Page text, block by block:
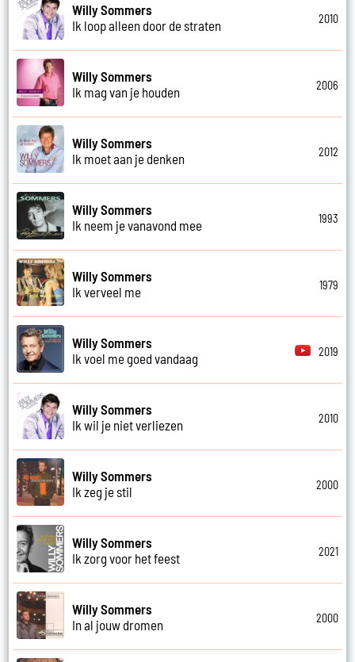
Willy Sommers
Ik loop alleen door de straten
2010
Willy Sommers
Ik mag van je houden
2006
Willy Sommers
Ik moet aan je denken
2012
Willy Sommers
Ik neem je vanavond mee
1993
Willy Sommers
Ik verveel me
1979
Willy Sommers
Ik voel me goed vandaag
2019
Willy Sommers
Ik wil je niet verliezen
2010
Willy Sommers
Ik zeg je stil
2000
Willy Sommers
Ik zorg voor het feest
2021
Willy Sommers
In al jouw dromen
2000